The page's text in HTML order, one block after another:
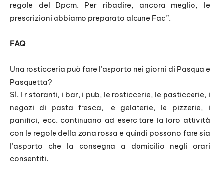
regole del Dpcm. Per ribadire, ancora meglio, le
prescrizioni abbiamo preparato alcune Faq”.
FAQ
Una rosticceria può fare l’asporto nei giorni di Pasqua e
Pasquetta?
Sì. I ristoranti, i bar, i pub, le rosticcerie, le pasticcerie, i
negozi di pasta fresca, le gelaterie, le pizzerie, i
panifici, ecc. continuano ad esercitare la loro attività
con le regole della zona rossa e quindi possono fare sia
l’asporto che la consegna a domicilio negli orari
consentiti.